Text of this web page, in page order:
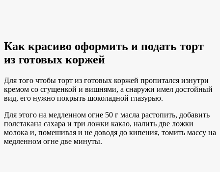
Как красиво оформить и подать торт
из готовых коржей
Для того чтобы торт из готовых коржей пропитался изнутри
кремом со сгущенкой и вишнями, а снаружи имел достойный
вид, его нужно покрыть шоколадной глазурью.
Для этого на медленном огне 50 г масла растопить, добавить
полстакана сахара и три ложки какао, налить две ложки
молока и, помешивая и не доводя до кипения, томить массу на
медленном огне две минуты.